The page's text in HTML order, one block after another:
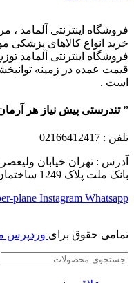
فروشگاه اینترنتی آلمامد
خرید انواع کالاهای پزشکی
فروشگاه اینترنتی آلمامد
قیمت عمده در زمینه
است .
” تندرستی پیش نیاز هر
تلفن : 02166412417
آدرس : تهران خیابان
بانک ملت پلاک 1249 ساختمان کشمیر طبقه سوم واحد 2
plane Instagram Whatsapp
تمامی حقوق برای وردپرس